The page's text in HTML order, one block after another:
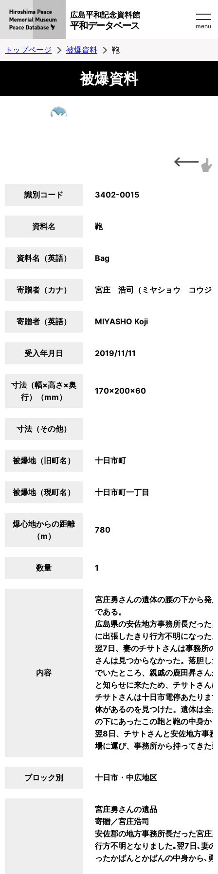
広島平和記念資料館
平和データベース menu
トップページ 被爆資料 鞄
被爆資料
識別コード 3402-0015
資料名 鞄
資料名（英語） Bag
寄贈者（カナ） 宮庄 浩司（ミヤショウ コウジ
寄贈者（英語） MIYASHO Koji
受入年月日 2019/11/11
寸法（幅×高さ×奥
行）（mm）
170×200×60
寸法（その他）
被爆地（旧町名） 十日市町
被爆地（現町名） 十日市町一丁目
爆心地からの距離
（m）
780
数量 1
内容
宮庄勇さんの遺体の腰の下から発
である。
広島県の安佐地方事務所長だった
に出張したきり行方不明になった
翌7日、妻のチサトさんは事務所
さんは見つからなかった。落胆し
でいたところ、親戚の鹿田昇さん
と知らせに来たため、チサトさん
チサトさんは十日市電停あたりま
体があるのを見つけた。遺体は全
の下にあったこの鞄と鞄の中身か
翌8日、チサトさんと安佐地方事
場に運び、事務所から持ってきた
ブロック別 十日市・中広地区
宮庄勇さんの遺品
寄贈／宮庄浩司
安佐郡の地方事務所長だった宮庄
行方不明となりました｡翌7日､妻
ったかばんとかばんの中身から､